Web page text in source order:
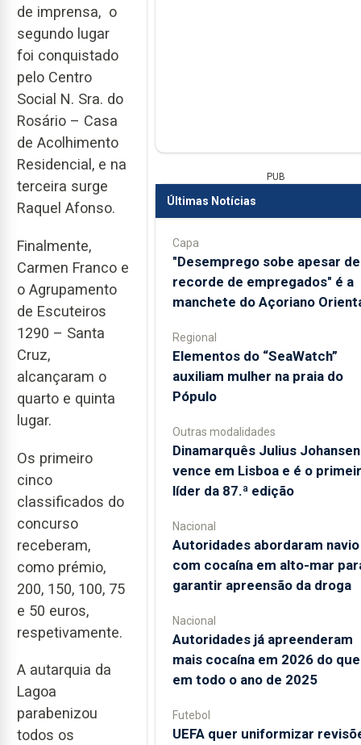
de imprensa, o
segundo lugar
foi conquistado
pelo Centro
Social N. Sra. do
Rosário – Casa
de Acolhimento
Residencial, e na
terceira surge
Raquel Afonso.
Finalmente,
Carmen Franco e
o Agrupamento
de Escuteiros
1290 – Santa
Cruz,
alcançaram o
quarto e quinta
lugar.
Os primeiro
cinco
classificados do
concurso
receberam,
como prémio,
200, 150, 100, 75
e 50 euros,
respetivamente.
A autarquia da
Lagoa
parabenizou
todos os
PUB
Últimas Notícias
Capa
"Desemprego sobe apesar de
recorde de empregados" é a
manchete do Açoriano
Regional
​Elementos do “SeaWatch”
auxiliam mulher na praia do
Pópulo
Outras modalidades
Dinamarquês Julius Johansen
vence em Lisboa e é o
líder da 87.ª edição
Nacional
Autoridades abordaram navio
com cocaína em alto-mar
garantir apreensão da droga
Nacional
Autoridades já apreenderam
mais cocaína em 2026 do que
em todo o ano de 2025
Futebol
UEFA quer uniformizar